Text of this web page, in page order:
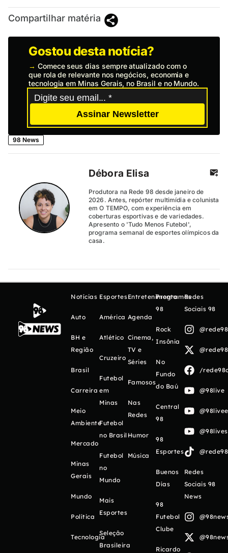
Compartilhar matéria
Gostou desta notícia?
→ Comece seus dias sempre atualizado com o
que rola de relevante nos negócios, economia e
tecnologia em Minas Gerais, no Brasil e no Mundo.
Assinar Newsletter
98 News
Débora Elisa
Produtora na Rede 98 desde janeiro de
2026. Antes, repórter multimídia e colunista
em O TEMPO, com experiência em
coberturas esportivas e de variedades.
Apresento o 'Tudo Menos Futebol',
programa semanal de esportes olímpicos da
casa.
Notícias
Auto
BH e
Região
Brasil
Carreira
Meio
Ambiente
Mercado
Minas
Gerais
Mundo
Política
Tecnologia
Esportes
América
Atlético
Cruzeiro
Futebol
em
Minas
Futebol
no Brasil
Futebol
no
Mundo
Mais
Esportes
Seleção
Brasileira
Entretenimento
Agenda
Cinema,
TV e
Séries
Famosos
Nas
Redes
Humor
Música
Programas
98
Rock
Insônia
No
Fundo
do Baú
Central
98
98
Esportes
Buenos
Días
98
Futebol
Clube
Ricardo
Redes
Sociais 98
/
@98live
Redes
Sociais 98
News